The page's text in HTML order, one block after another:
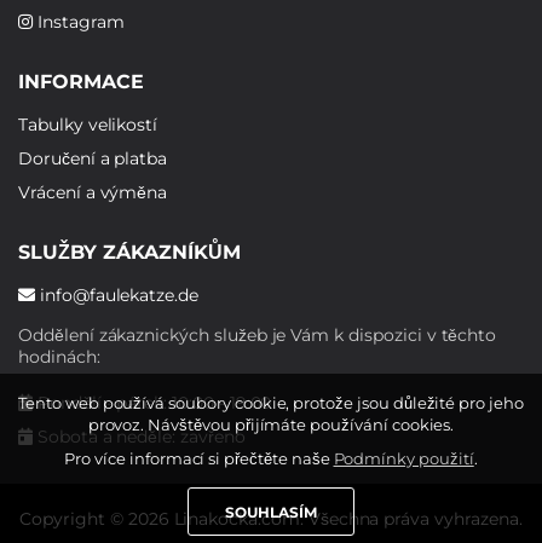
Instagram
INFORMACE
Tabulky velikostí
Doručení a platba
Vrácení a výměna
SLUŽBY ZÁKAZNÍKŮM
info@faulekatze.de
Oddělení zákaznických služeb je Vám k dispozici v těchto
hodinách:
Pondělí - pátek: 10:00 - 19:00
Sobota a neděle: zavřeno
Copyright © 2026 Linakocka.com. Všechna práva vyhrazena.
Tento web používá soubory cookie, protože jsou důležité pro jeho
provoz. Návštěvou přijímáte používání cookies.
Pro více informací si přečtěte naše Podmínky použití.
SOUHLASÍM